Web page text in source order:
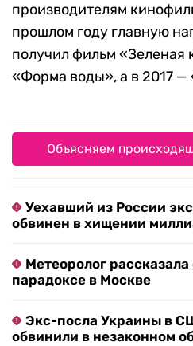
производителям
прошлом году главную
получил фильм «Зеленая
«Форма воды», а в 2017
Объясняем
Уехавший из России
обвинен в хищении
Метеоролог
парадоксе в Москве
Экс-посла Украины в
обвинили в незаконном